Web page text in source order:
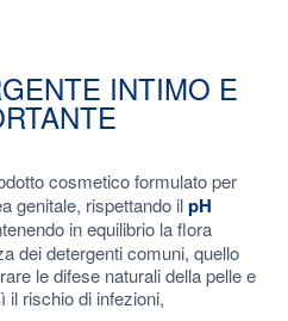
INTIMO E
cosmetico formulato per
genitale, rispettando ilpH
in equilibrio la flora
dei detergenti comuni, quello
le difese naturali della pelle e
il rischio di infezioni,